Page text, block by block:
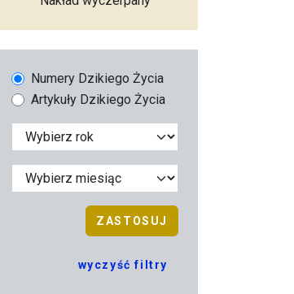
Numery Dzikiego Życia
Artykuły Dzikiego Życia
ZASTOSUJ
wyczyść filtry